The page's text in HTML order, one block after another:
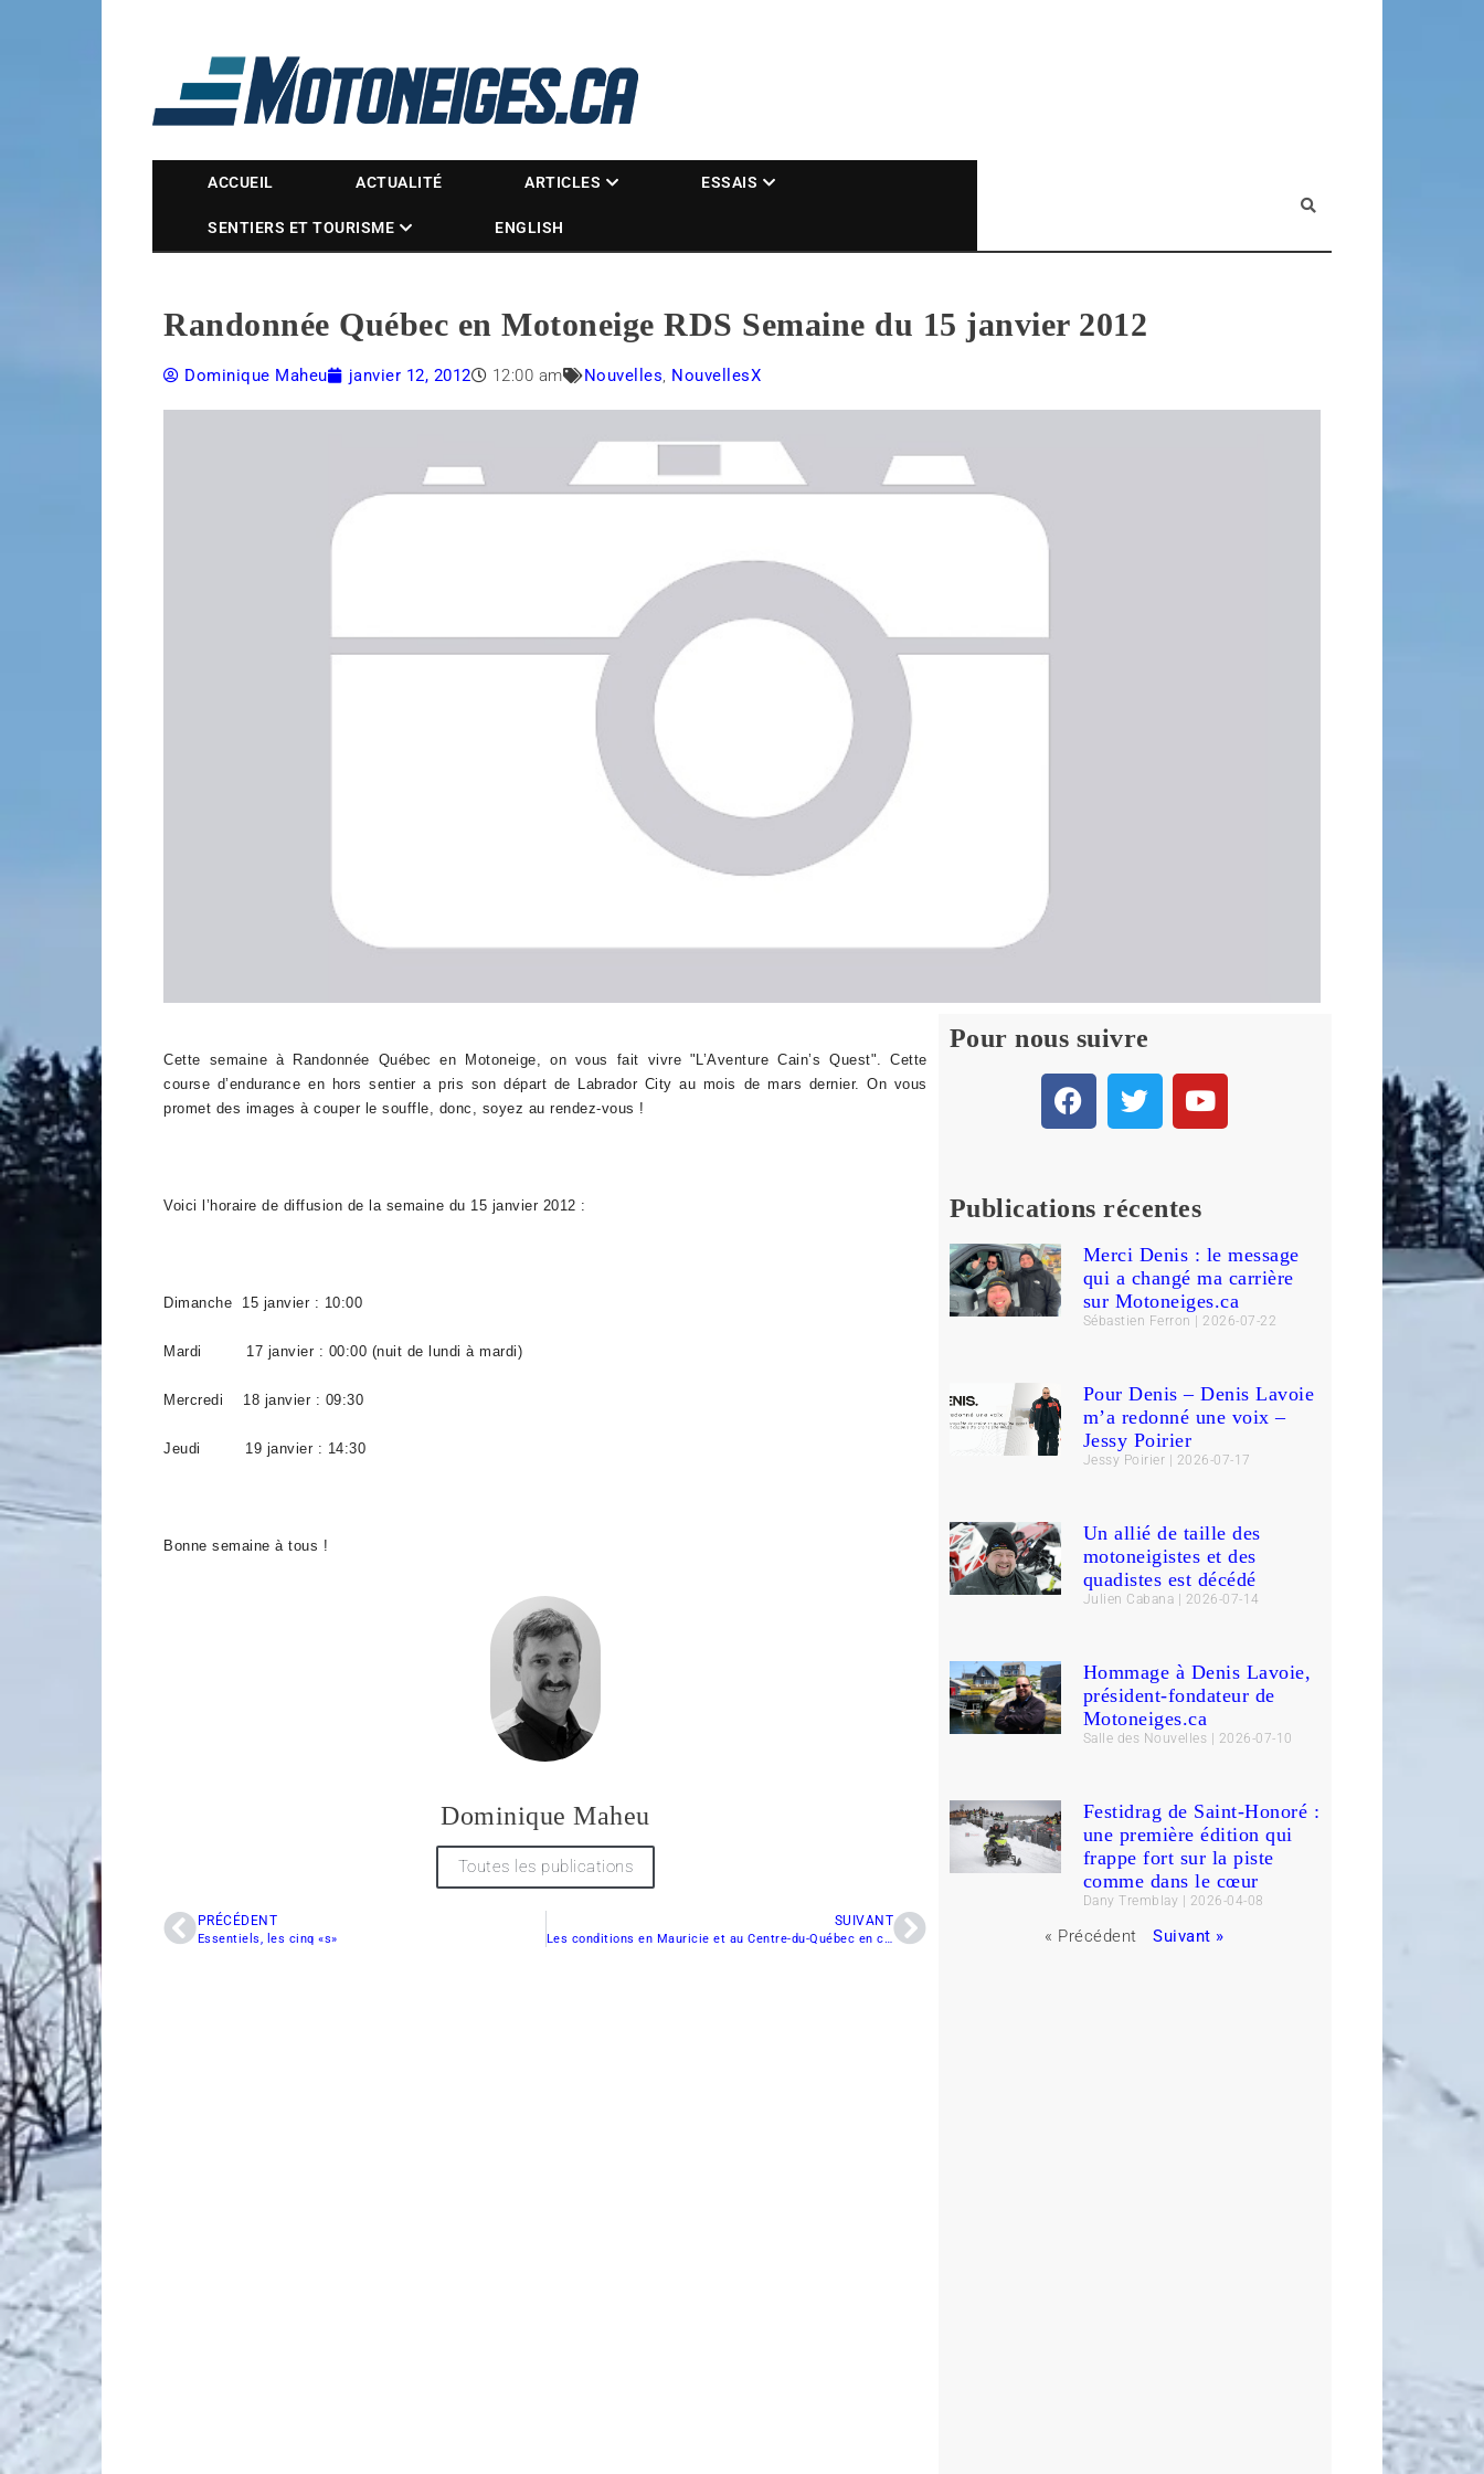
Magazine Motoneiges.ca
ACCUEIL ACTUALITÉ ARTICLES ESSAIS
SENTIERS ET TOURISME ENGLISH
Randonnée Québec en Motoneige RDS Semaine du 15 janvier 2012
Dominique Maheu janvier 12, 2012 12:00 am Nouvelles, NouvellesX
Cette semaine à Randonnée Québec en Motoneige, on vous fait vivre "L’Aventure Cain’s Quest". Cette
course d’endurance en hors sentier a pris son départ de Labrador City au mois de mars dernier. On vous
promet des images à couper le souffle, donc, soyez au rendez-vous !
Voici l’horaire de diffusion de la semaine du 15 janvier 2012 :
Dimanche 15 janvier : 10:00
Mardi 17 janvier : 00:00 (nuit de lundi à mardi)
Mercredi 18 janvier : 09:30
Jeudi 19 janvier : 14:30
Bonne semaine à tous !
Dominique Maheu
Toutes les publications
PRÉCÉDENT
Essentiels, les cinq «s»
SUIVANT
Les conditions en Mauricie et au Centre-du-Québec en ce 11 janvier 2012
Pour nous suivre
Publications récentes
Merci Denis : le message
qui a changé ma carrière
sur Motoneiges.ca
Sébastien Ferron 2026-07-22
Pour Denis – Denis Lavoie
m’a redonné une voix –
Jessy Poirier
Jessy Poirier 2026-07-17
Un allié de taille des
motoneigistes et des
quadistes est décédé
Julien Cabana 2026-07-14
Hommage à Denis Lavoie,
président-fondateur de
Motoneiges.ca
Salle des Nouvelles 2026-07-10
Festidrag de Saint-Honoré :
une première édition qui
frappe fort sur la piste
comme dans le cœur
Dany Tremblay 2026-04-08
« Précédent Suivant »